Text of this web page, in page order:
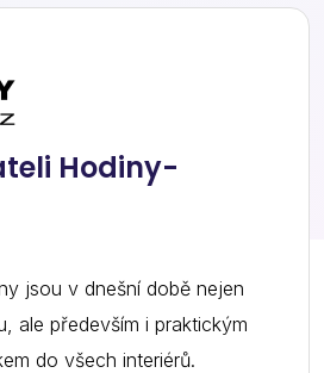
Hodiny-
jsou v dnešní době nejen
ale především i praktickým
do všech interiérů.